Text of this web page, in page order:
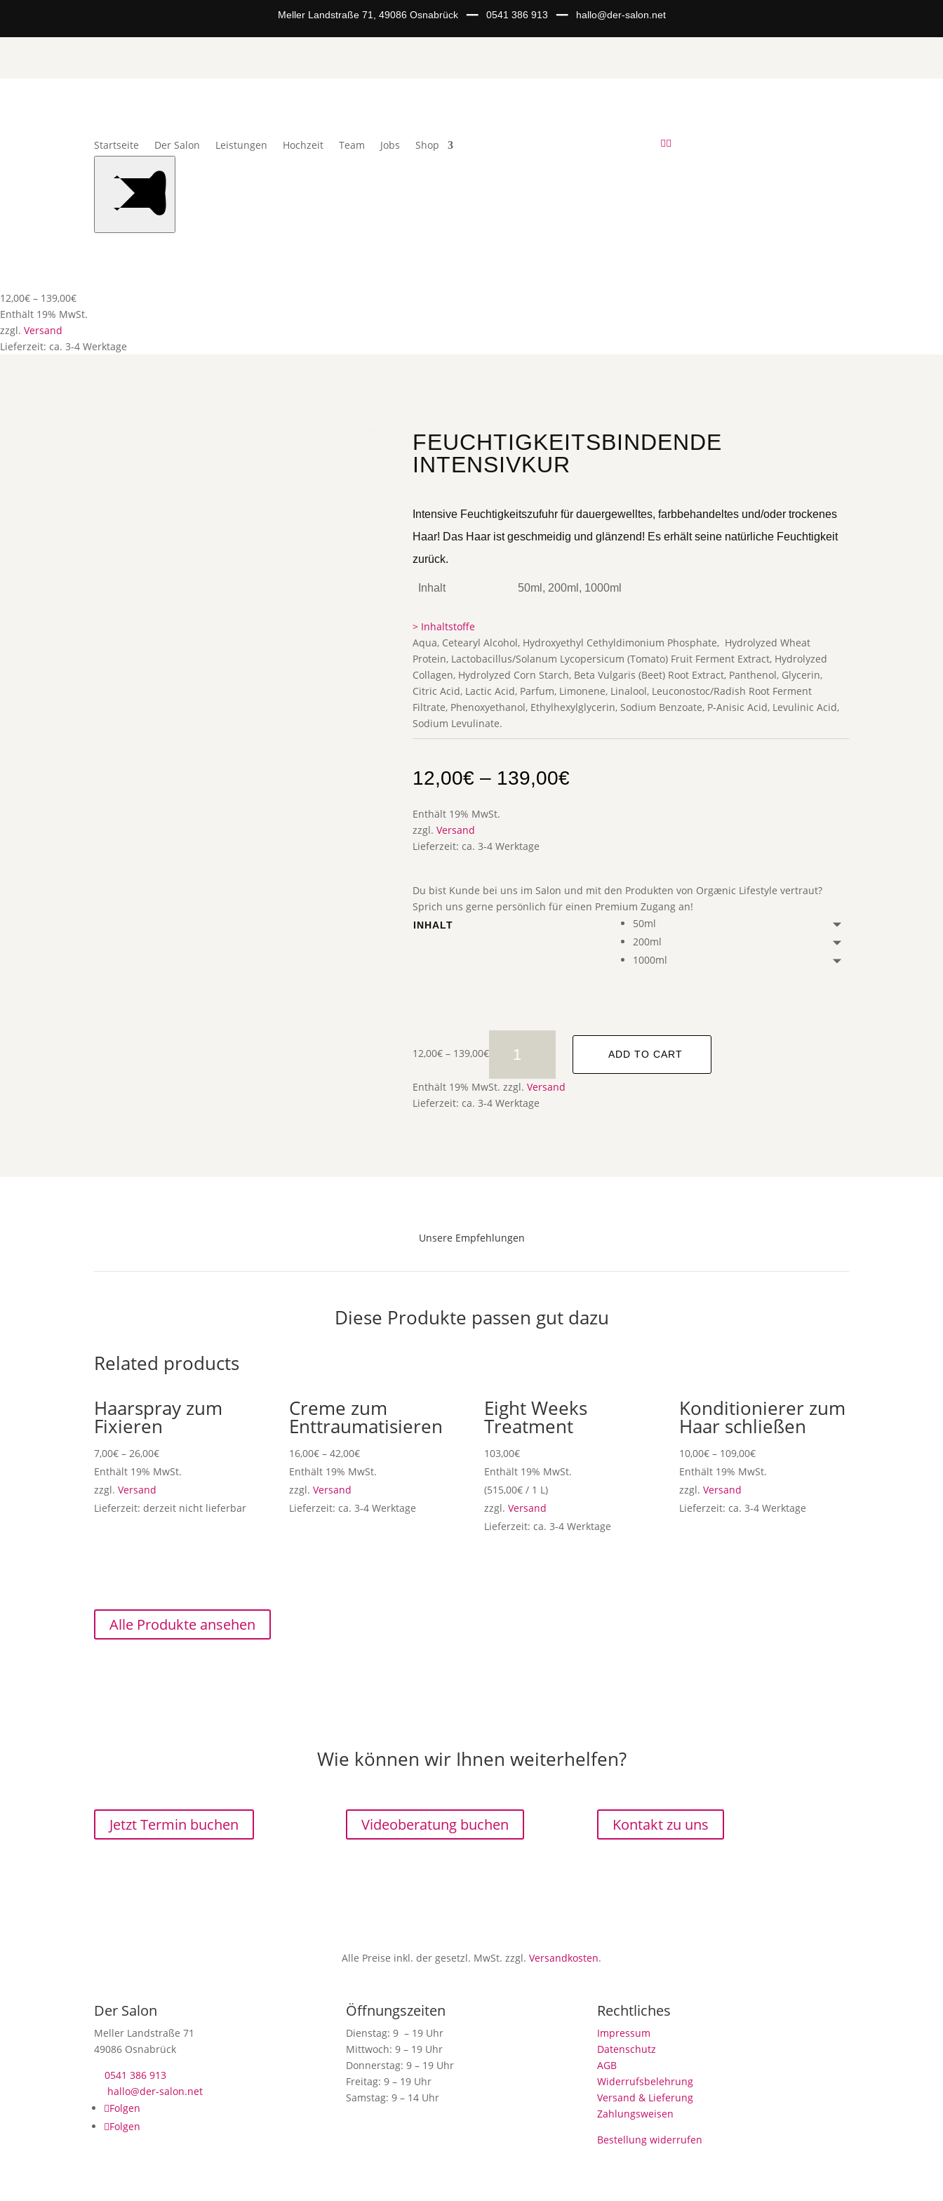
Meller Landstraße 71, 49086 Osnabrück ━━ 0541 386 913 ━━ hallo@der-salon.net
Startseite Der Salon Leistungen Hochzeit Team Jobs Shop 
12,00€ – 139,00€
Enthält 19% MwSt.
zzgl. Versand
Lieferzeit: ca. 3-4 Werktage
FEUCHTIGKEITSBINDENDE
INTENSIVKUR
Intensive Feuchtigkeitszufuhr für dauergewelltes, farbbehandeltes und/oder trockenes
Haar! Das Haar ist geschmeidig und glänzend! Es erhält seine natürliche Feuchtigkeit
zurück.
Inhalt 50ml, 200ml, 1000ml
> Inhaltstoffe
Aqua, Cetearyl Alcohol, Hydroxyethyl Cethyldimonium Phosphate, Hydrolyzed Wheat
Protein, Lactobacillus/Solanum Lycopersicum (Tomato) Fruit Ferment Extract, Hydrolyzed
Collagen, Hydrolyzed Corn Starch, Beta Vulgaris (Beet) Root Extract, Panthenol, Glycerin,
Citric Acid, Lactic Acid, Parfum, Limonene, Linalool, Leuconostoc/Radish Root Ferment
Filtrate, Phenoxyethanol, Ethylhexylglycerin, Sodium Benzoate, P-Anisic Acid, Levulinic Acid,
Sodium Levulinate.
12,00€ – 139,00€
Enthält 19% MwSt.
zzgl.Versand
Lieferzeit: ca. 3-4 Werktage
Du bist Kunde bei uns im Salon und mit den Produkten von Orgænic Lifestyle vertraut?
Sprich uns gerne persönlich für einen Premium Zugang an!
INHALT
50ml
200ml
1000ml
12,00€ – 139,00€
FEUCHTIGKEITSBINDENDE
INTENSIVKUR
ADD TO CART
Enthält 19% MwSt.zzgl.Versand
Lieferzeit: ca. 3-4 Werktage
Unsere Empfehlungen
Diese Produkte passen gut dazu
Related products
Haarspray zum
Fixieren
7,00€ –26,00€
Enthält 19% MwSt.
zzgl.Versand
Lieferzeit: derzeit nicht lieferbar
Creme zum
Enttraumatisieren
16,00€ –42,00€
Enthält 19% MwSt.
zzgl.Versand
Lieferzeit: ca. 3-4 Werktage
Eight Weeks
Treatment
103,00€
Enthält 19% MwSt.
(515,00€ / 1 L)
zzgl.Versand
Lieferzeit: ca. 3-4 Werktage
Konditionierer zum
Haar schließen
10,00€ – 109,00€
Enthält 19% MwSt.
zzgl.Versand
Lieferzeit: ca. 3-4 Werktage
Alle Produkte ansehen
Wie können wir Ihnen weiterhelfen?
Jetzt Termin buchen Videoberatung buchen Kontakt zu uns
Alle Preise inkl. der gesetzl. MwSt. zzgl. Versandkosten.
Der Salon
Meller Landstraße 71
49086 Osnabrück
0541 386 913
hallo@der-salon.net
Folgen
Folgen
Öffnungszeiten
Dienstag: 9 – 19 Uhr
Mittwoch: 9 – 19 Uhr
Donnerstag: 9 – 19 Uhr
Freitag: 9 – 19 Uhr
Samstag: 9 – 14 Uhr
Rechtliches
Impressum
Datenschutz
AGB
Widerrufsbelehrung
Versand & Lieferung
Zahlungsweisen
Bestellung widerrufen